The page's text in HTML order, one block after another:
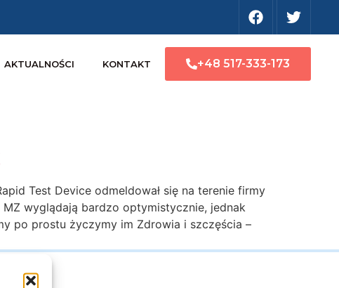
AKTUALNOŚCI KONTAKT +48 517-333-173
Test Device odmeldował się na terenie firmy
wyglądają bardzo optymistycznie, jednak
po prostu życzymy im Zdrowia i szczęścia –